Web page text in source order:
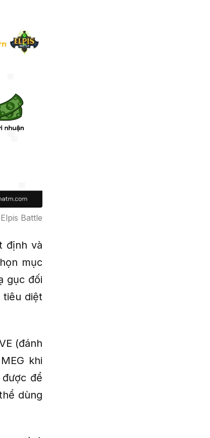
Battle
định và
mục
gục đối
tiêu diệt
(đánh
khi
để
dùng